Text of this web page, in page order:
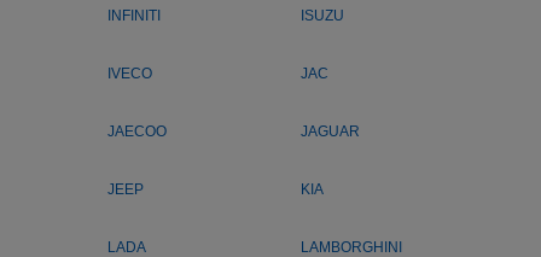
INFINITI ISUZU
IVECO JAC
JAECOO JAGUAR
JEEP KIA
LADA LAMBORGHINI